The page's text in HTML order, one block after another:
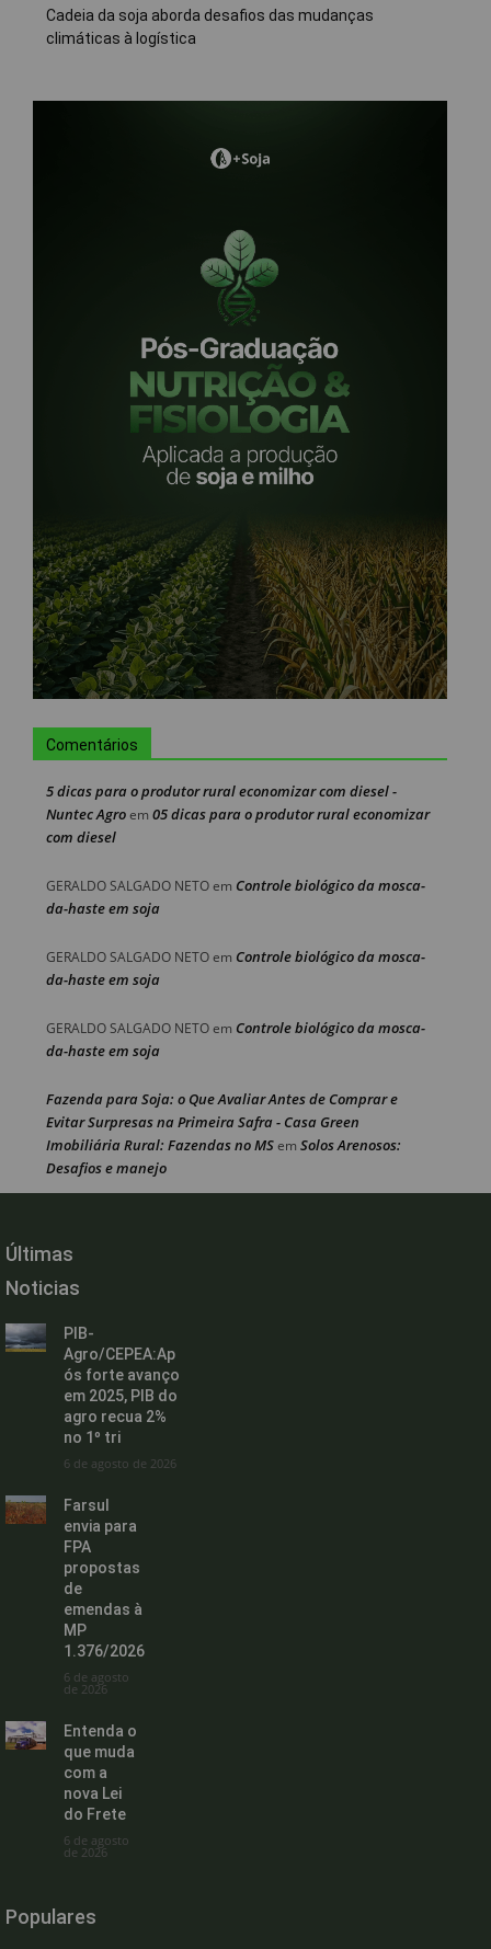
Cadeia da soja aborda desafios das mudanças
climáticas à logística
Comentários
5 dicas para o produtor rural economizar com diesel -
Nuntec Agroem 05 dicas para o produtor rural economizar
com diesel
GERALDO SALGADO NETOem Controle biológico da mosca-
da-haste em soja
GERALDO SALGADO NETOem Controle biológico da mosca-
da-haste em soja
GERALDO SALGADO NETOem Controle biológico da mosca-
da-haste em soja
Fazenda para Soja: o Que Avaliar Antes de Comprar e
Evitar Surpresas na Primeira Safra - Casa Green
Imobiliária Rural: Fazendas no MSem Solos Arenosos:
Desafios e manejo
Últimas
Noticias
PIB-
Agro/CEPEA:Ap
ós forte avanço
em 2025, PIB do
agro recua 2%
no 1º tri
6 de agosto de 2026
Farsul
envia para
FPA
propostas
de
emendas à
MP
1.376/2026
6 de agosto
de 2026
Entenda o
que muda
com a
nova Lei
do Frete
6 de agosto
de 2026
Populares